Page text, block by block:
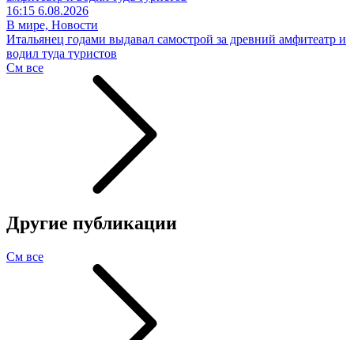
16:15 6.08.2026
В мире, Новости
Итальянец годами выдавал самострой за древний амфитеатр и
водил туда туристов
См все
Другие публикации
См все